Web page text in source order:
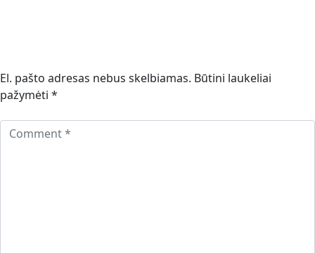
El. pašto adresas nebus skelbiamas. Būtini laukeliai
pažymėti *